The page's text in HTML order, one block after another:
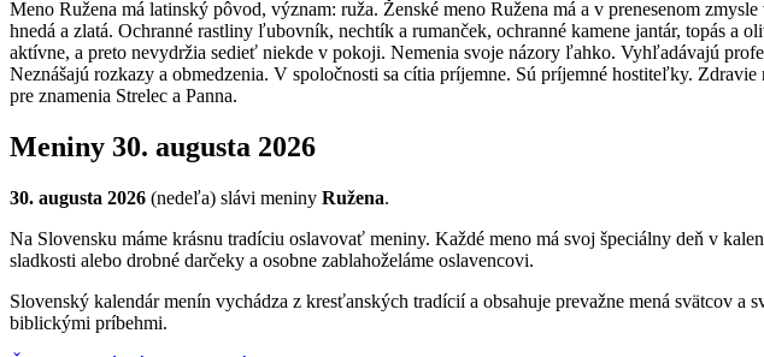
Meno Ružena má latinský pôvod, význam: ruža. Ženské meno Ružena má a v prenesenom
hnedá a zlatá. Ochranné rastliny ľubovník, nechtík a rumanček, ochranné kamene jantár, topás
aktívne, a preto nevydržia sedieť niekde v pokoji. Nemenia svoje názory ľahko. Vyhľadávajú
Neznášajú rozkazy a obmedzenia. V spoločnosti sa cítia príjemne. Sú príjemné hostiteľky.
pre znamenia Strelec a Panna.
Meniny 30. augusta 2026
30. augusta 2026 (nedeľa) slávi meniny Ružena.
Na Slovensku máme krásnu tradíciu oslavovať meniny. Každé meno má svoj špeciálny deň v
sladkosti alebo drobné darčeky a osobne zablahoželáme oslavencovi.
Slovenský kalendár menín vychádza z kresťanských tradícií a obsahuje prevažne mená svätcov
biblickými príbehmi.